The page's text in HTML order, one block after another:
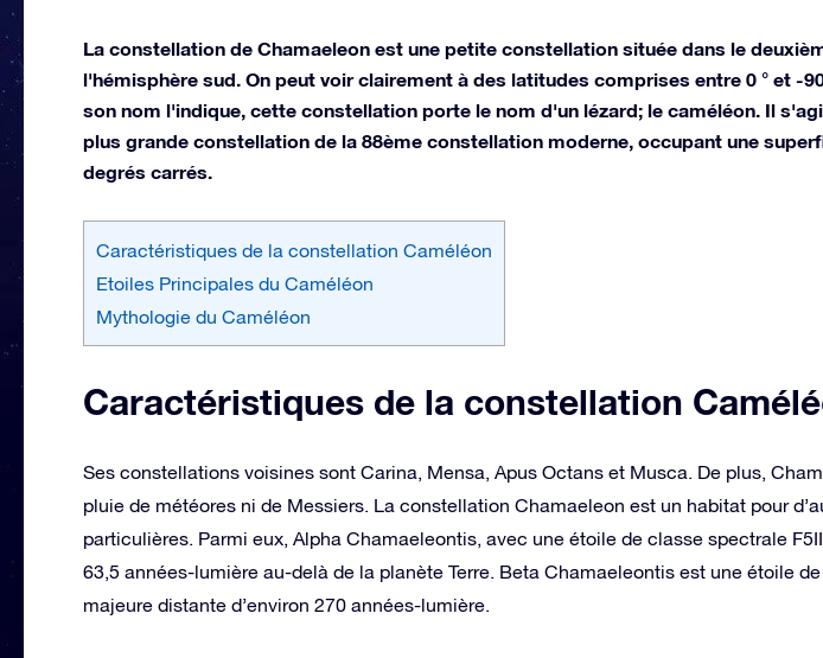
La constellation de Chamaeleon est une petite constellation située dans le
l'hémisphère sud. On peut voir clairement à des latitudes comprises entre 0 ° et -
son nom l'indique, cette constellation porte le nom d'un lézard; le caméléon. Il
plus grande constellation de la 88ème constellation moderne, occupant une
degrés carrés.
Caractéristiques de la constellation Caméléon
Etoiles Principales du Caméléon
Mythologie du Caméléon
Caractéristiques de la constellation
Ses constellations voisines sont Carina, Mensa, Apus Octans et Musca. De plus,
pluie de météores ni de Messiers. La constellation Chamaeleon est un habitat pour
particulières. Parmi eux, Alpha Chamaeleontis, avec une étoile de classe spectrale
63,5 années-lumière au-delà de la planète Terre. Beta Chamaeleontis est une étoile
majeure distante d’environ 270 années-lumière.